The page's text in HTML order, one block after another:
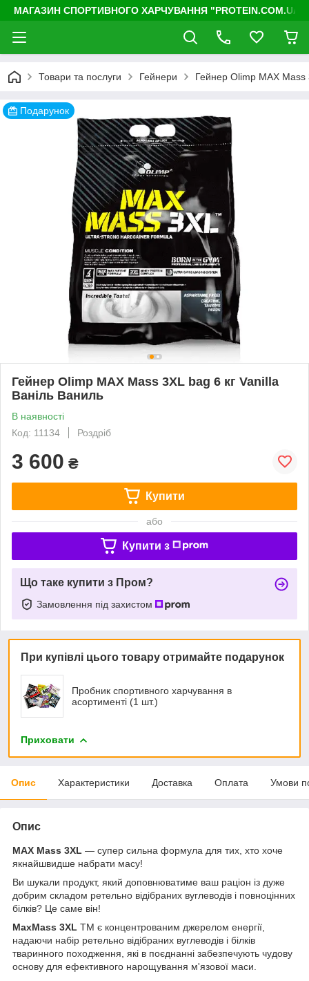
МАГАЗИН СПОРТИВНОГО ХАРЧУВАННЯ "PROTEIN.COM.UA"
Товари та послуги Гейнери Гейнер Olimp MAX Mass
Подарунок
Гейнер Olimp MAX Mass 3XL bag 6 кг Vanilla
Ваніль Ваниль
В наявності
Код: 11134
Роздріб
3 600 ₴
Купити
або
Купити з
Що таке купити з Пром?
Замовлення під захистом
При купівлі цього товару отримайте подарунок
Пробник спортивного харчування в
асортименті (1 шт.)
Приховати
Опис Характеристики Доставка Оплата Умови
Опис
MAX Mass 3XL — cупер сильна формула для тих, хто хоче
якнайшвидше набрати масу!
Ви шукали продукт, який доповнюватиме ваш раціон із дуже
добрим складом ретельно відібраних вуглеводів і повноцінних
білків? Це саме він!
MaxMass 3XL TM є концентрованим джерелом енергії,
надаючи набір ретельно відібраних вуглеводів і білків
тваринного походження, які в поєднанні забезпечують чудову
основу для ефективного нарощування м'язової маси.